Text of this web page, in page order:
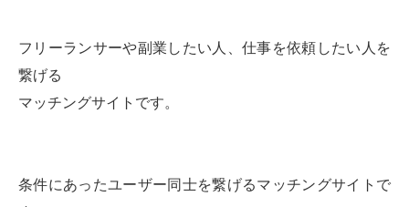
フリーランサーや副業したい人、仕事を依頼したい人を
繋げる
マッチングサイトです。
条件にあったユーザー同士を繋げるマッチングサイトで